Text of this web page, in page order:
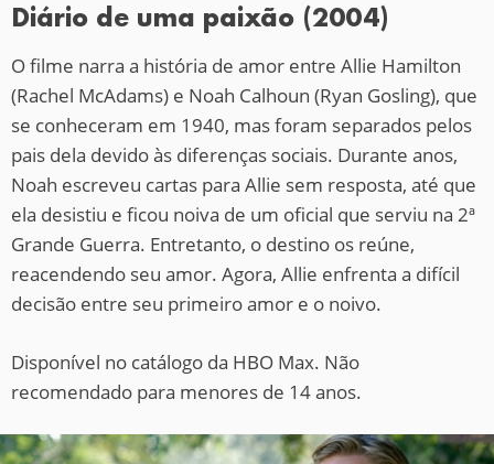
Diário de uma paixão (2004)
O filme narra a história de amor entre Allie Hamilton
(Rachel McAdams) e Noah Calhoun (Ryan Gosling), que
se conheceram em 1940, mas foram separados pelos
pais dela devido às diferenças sociais. Durante anos,
Noah escreveu cartas para Allie sem resposta, até que
ela desistiu e ficou noiva de um oficial que serviu na 2ª
Grande Guerra. Entretanto, o destino os reúne,
reacendendo seu amor. Agora, Allie enfrenta a difícil
decisão entre seu primeiro amor e o noivo.
Disponível no catálogo da HBO Max. Não
recomendado para menores de 14 anos.